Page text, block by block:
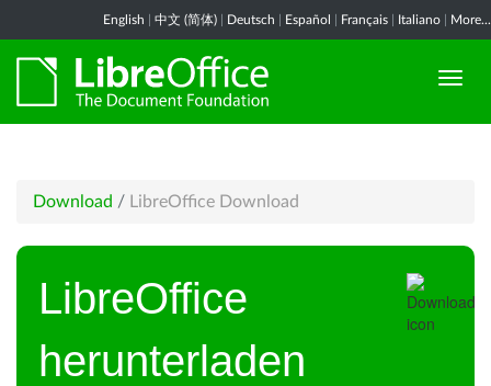
English 中文 (简体) Deutsch Español Français Italiano More...
Download / LibreOffice Download
LibreOffice
herunterladen